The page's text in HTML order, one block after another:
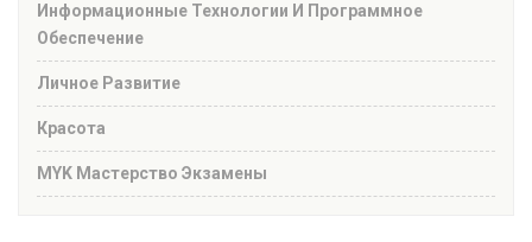
Информационные Технологии И Программное
Обеспечение
Личное Развитие
Красота
MYK Мастерство Экзамены